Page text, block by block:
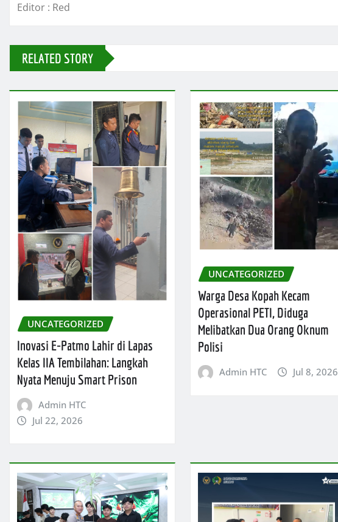
Editor : Red
RELATED STORY
UNCATEGORIZED
Inovasi E-Patmo Lahir di Lapas
Kelas IIA Tembilahan: Langkah
Nyata Menuju Smart Prison
Admin HTC
Jul 22, 2026
UNCATEGORIZED
Warga Desa Kopah Kecam
Operasional PETI, Diduga
Melibatkan Dua Orang Oknum
Polisi
Admin HTC Jul 8, 2026